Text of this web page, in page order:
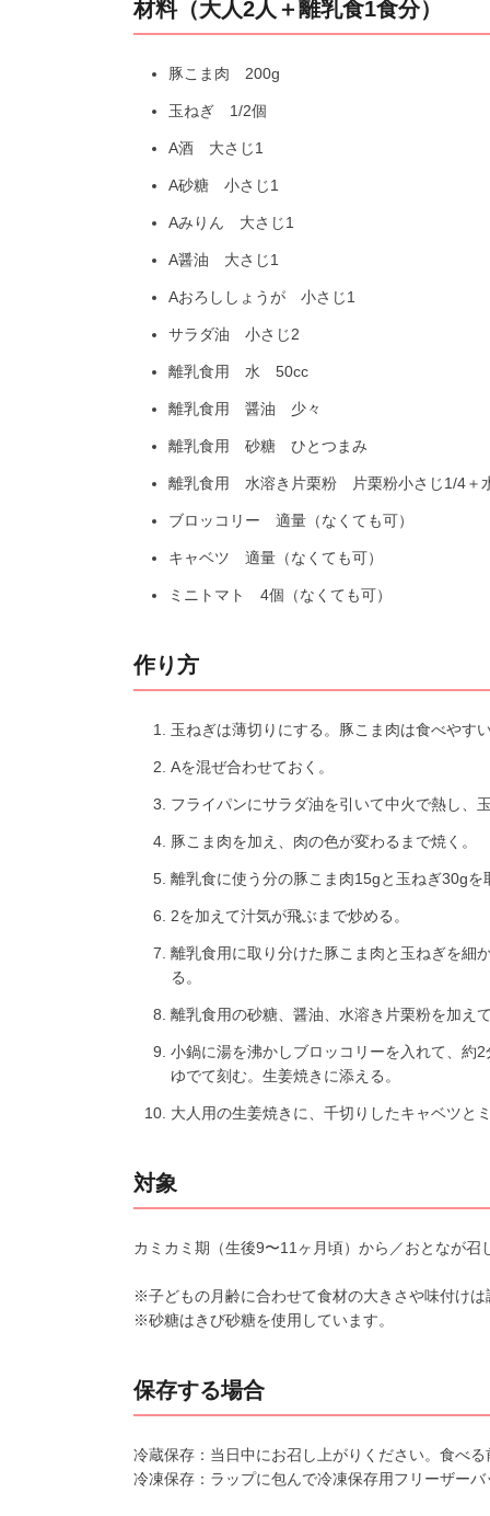
材料（大人2人＋離乳食1食分）
豚こま肉 200g
玉ねぎ 1/2個
A酒 大さじ1
A砂糖 小さじ1
Aみりん 大さじ1
A醤油 大さじ1
Aおろししょうが 小さじ1
サラダ油 小さじ2
離乳食用 水 50cc
離乳食用 醤油 少々
離乳食用 砂糖 ひとつまみ
離乳食用 水溶き片栗粉 片栗粉小さじ1/4＋
ブロッコリー 適量（なくても可）
キャベツ 適量（なくても可）
ミニトマト 4個（なくても可）
作り方
玉ねぎは薄切りにする。豚こま肉は食べやす
Aを混ぜ合わせておく。
フライパンにサラダ油を引いて中火で熱し、
豚こま肉を加え、肉の色が変わるまで焼く。
離乳食に使う分の豚こま肉15gと玉ねぎ30gを
2を加えて汁気が飛ぶまで炒める。
離乳食用に取り分けた豚こま肉と玉ねぎを細
る。
離乳食用の砂糖、醤油、水溶き片栗粉を加え
小鍋に湯を沸かしブロッコリーを入れて、約
ゆでて刻む。生姜焼きに添える。
大人用の生姜焼きに、千切りしたキャベツと
対象
カミカミ期（生後9〜11ヶ月頃）から／おとなが召
※子どもの月齢に合わせて食材の大きさや味付け
※砂糖はきび砂糖を使用しています。
保存する場合
冷蔵保存：当日中にお召し上がりください。食べ
冷凍保存：ラップに包んで冷凍保存用フリーザー